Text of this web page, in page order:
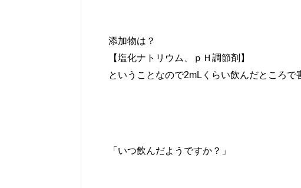
添加物は？
【塩化ナトリウム、ｐＨ調節剤】
ということなので2mLくらい飲んだところで
「いつ飲んだようですか？」